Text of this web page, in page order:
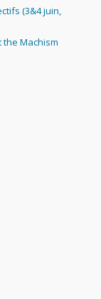
(3&4 juin,
the Machism